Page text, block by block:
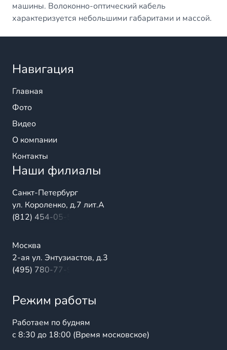
машины. Волоконно-оптический кабель
характеризуется небольшими габаритами и массой.
Навигация
Главная
Фото
Видео
О компании
Контакты
Наши филиалы
Санкт-Петербург
ул. Короленко, д.7 лит.А
(812) 454-05-54
Москва
2-ая ул. Энтузиастов, д.3
(495) 780-77-98
Режим работы
Работаем по будням
с 8:30 до 18:00 (Время московское)